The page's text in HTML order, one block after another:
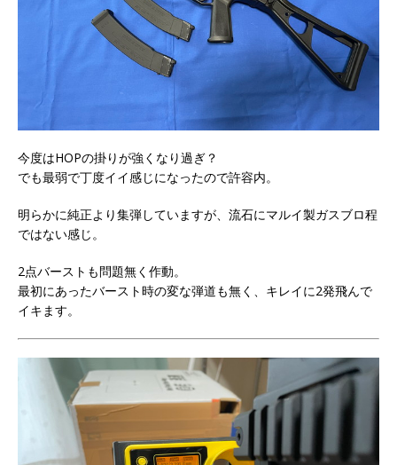
今度はHOPの掛りが強くなり過ぎ？
でも最弱で丁度イイ感じになったので許容内。
明らかに純正より集弾していますが、流石にマルイ製ガスブロ程
ではない感じ。
2点バーストも問題無く作動。
最初にあったバースト時の変な弾道も無く、キレイに2発飛んで
イキます。